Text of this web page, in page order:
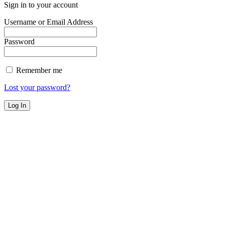
Sign in to your account
Username or Email Address
Password
Remember me
Lost your password?